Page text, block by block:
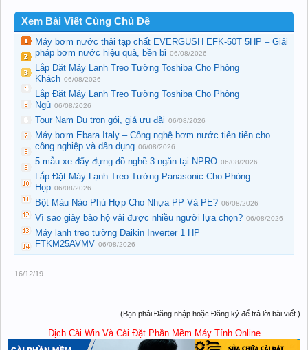
Xem Bài Viết Cùng Chủ Đề
Máy bơm nước thải tạp chất EVERGUSH EFK-50T 5HP – Giải
pháp bơm nước hiệu quả, bền bỉ 06/08/2026
Lắp Đặt Máy Lạnh Treo Tường Toshiba Cho Phòng
Khách 06/08/2026
Lắp Đặt Máy Lạnh Treo Tường Toshiba Cho Phòng
Ngủ 06/08/2026
Tour Nam Du trọn gói, giá ưu đãi 06/08/2026
Máy bơm Ebara Italy – Công nghệ bơm nước tiên tiến cho
công nghiệp và dân dụng 06/08/2026
5 mẫu xe đẩy đựng đồ nghề 3 ngăn tại NPRO 06/08/2026
Lắp Đặt Máy Lạnh Treo Tường Panasonic Cho Phòng
Họp 06/08/2026
Bột Màu Nào Phù Hợp Cho Nhựa PP Và PE? 06/08/2026
Vì sao giày bảo hộ vải được nhiều người lựa chọn? 06/08/2026
Máy lạnh treo tường Daikin Inverter 1 HP
FTKM25AVMV 06/08/2026
16/12/19
(Bạn phải Đăng nhập hoặc Đăng ký để trả lời bài viết.)
Dịch Cài Win Và Cài Đặt Phần Mềm Máy Tính Online